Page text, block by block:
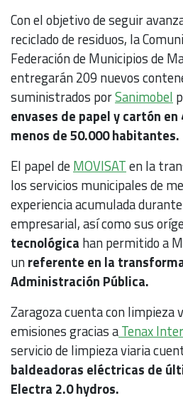
Con el objetivo de seguir
reciclado de residuos, la
Federación de Municipios de
entregarán 209 nuevos
suministrados porSanimobel
envases de papel y cartón
menos de 50.000 habitantes.
El papel deMOVISATen la
los servicios municipales de
experiencia acumulada
empresarial, así como sus
tecnológica han permitido a
unreferente en la
Administración Pública.
Zaragoza cuenta con limpieza
emisiones gracias aTenax
servicio de limpieza viaria
baldeadoras eléctricas de
Electra 2.0 hydros.